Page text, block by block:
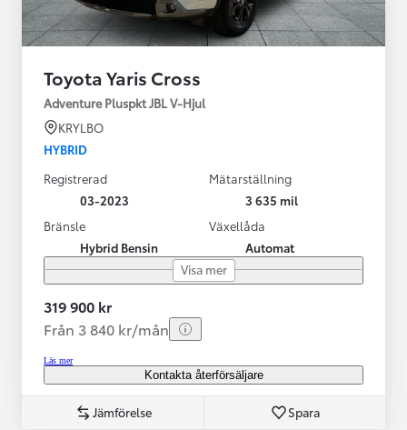
Toyota Yaris Cross
Adventure Pluspkt JBL V-Hjul
KRYLBO
HYBRID
Registrerad
03-2023
Mätarställning
3 635 mil
Bränsle
Hybrid Bensin
Växellåda
Automat
Visa mer
319 900 kr
Från 3 840 kr/mån
Läs mer
Kontakta återförsäljare
Jämförelse Spara